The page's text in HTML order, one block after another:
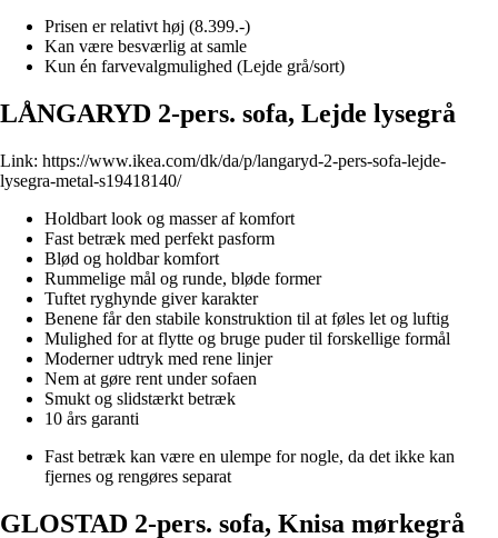
Prisen er relativt høj (8.399.-)
Kan være besværlig at samle
Kun én farvevalgmulighed (Lejde grå/sort)
LÅNGARYD 2-pers. sofa, Lejde lysegrå
Link: https://www.ikea.com/dk/da/p/langaryd-2-pers-sofa-lejde-
lysegra-metal-s19418140/
Holdbart look og masser af komfort
Fast betræk med perfekt pasform
Blød og holdbar komfort
Rummelige mål og runde, bløde former
Tuftet ryghynde giver karakter
Benene får den stabile konstruktion til at føles let og luftig
Mulighed for at flytte og bruge puder til forskellige formål
Moderner udtryk med rene linjer
Nem at gøre rent under sofaen
Smukt og slidstærkt betræk
10 års garanti
Fast betræk kan være en ulempe for nogle, da det ikke kan
fjernes og rengøres separat
GLOSTAD 2-pers. sofa, Knisa mørkegrå